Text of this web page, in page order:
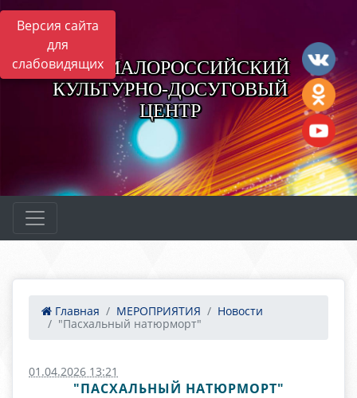
Версия сайта
для
слабовидящих
НОВОМАЛОРОССИЙСКИЙ
КУЛЬТУРНО-ДОСУГОВЫЙ
ЦЕНТР
Главная МЕРОПРИЯТИЯ
Новости
"Пасхальный натюрморт"
01.04.2026 13:21
"ПАСХАЛЬНЫЙ НАТЮРМОРТ"